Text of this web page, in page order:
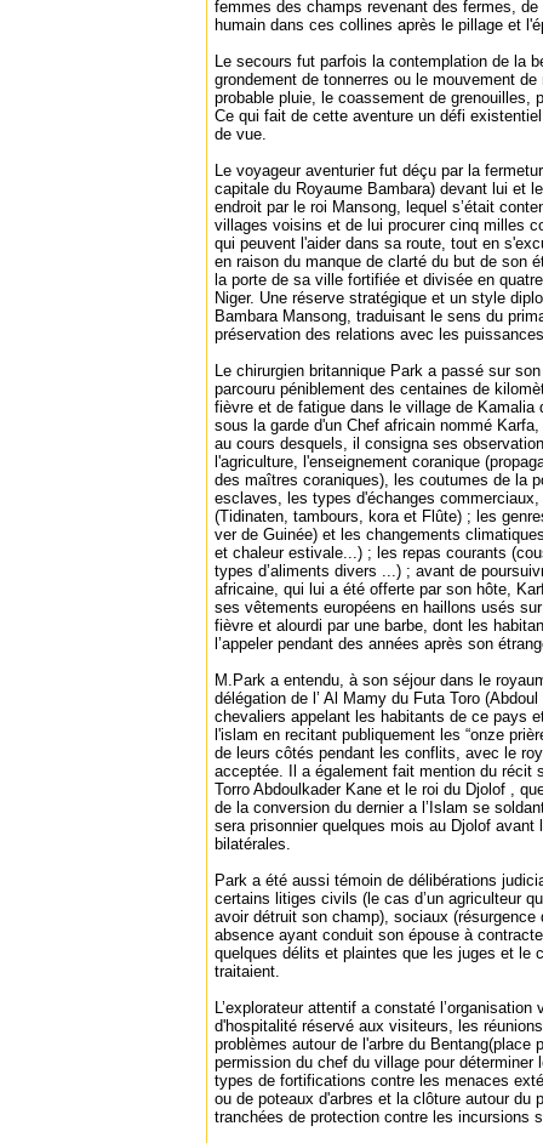
femmes des champs revenant des fermes,
humain dans ces collines après le pillage et
Le secours fut parfois la contemplation de la
grondement de tonnerres ou le mouvement
probable pluie, le coassement de grenouilles,
Ce qui fait de cette aventure un défi
de vue.
Le voyageur aventurier fut déçu par la
capitale du Royaume Bambara) devant lui et
endroit par le roi Mansong, lequel s’était
villages voisins et de lui procurer cinq milles
qui peuvent l'aider dans sa route, tout en
en raison du manque de clarté du but de son
la porte de sa ville fortifiée et divisée en
Niger. Une réserve stratégique et un style
Bambara Mansong, traduisant le sens du
préservation des relations avec les
Le chirurgien britannique Park a passé sur
parcouru péniblement des centaines de
fièvre et de fatigue dans le village de Kamalia
sous la garde d'un Chef africain nommé
au cours desquels, il consigna ses
l'agriculture, l'enseignement coranique
des maîtres coraniques), les coutumes de la
esclaves, les types d'échanges
(Tidinaten, tambours, kora et Flûte) ; les
ver de Guinée) et les changements
et chaleur estivale...) ; les repas courants
types d’aliments divers ...) ; avant de
africaine, qui lui a été offerte par son hôte,
ses vêtements européens en haillons usés
fièvre et alourdi par une barbe, dont les
l’appeler pendant des années après son
M.Park a entendu, à son séjour dans le
délégation de l’ Al Mamy du Futa Toro
chevaliers appelant les habitants de ce pays
l'islam en recitant publiquement les “onze
de leurs côtés pendant les conflits, avec le
acceptée. Il a également fait mention du récit
Torro Abdoulkader Kane et le roi du Djolof ,
de la conversion du dernier a l’Islam se
sera prisonnier quelques mois au Djolof avant
bilatérales.
Park a été aussi témoin de délibérations
certains litiges civils (le cas d’un agriculteur
avoir détruit son champ), sociaux (résurgence
absence ayant conduit son épouse à
quelques délits et plaintes que les juges et le
traitaient.
L’explorateur attentif a constaté
d'hospitalité réservé aux visiteurs, les
problèmes autour de l'arbre du Bentang(place
permission du chef du village pour déterminer
types de fortifications contre les menaces
ou de poteaux d'arbres et la clôture autour du
tranchées de protection contre les incursions